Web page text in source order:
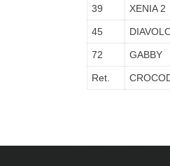
39 XENIA 2
45
72 GABBY
Ret.